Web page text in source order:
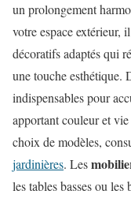
un prolongement
votre espace extérieur,
décoratifs adaptés qui
une touche esthétique.
indispensables pour
apportant couleur et
choix de modèles,
jardinières. Les
les tables basses ou les